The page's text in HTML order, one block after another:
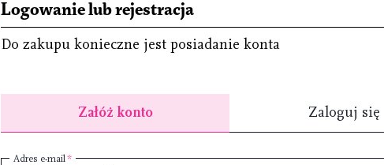
Logowanie lub rejestracja
Do zakupu konieczne jest posiadanie konta
Załóż konto
Adres e-mail
Zaloguj się